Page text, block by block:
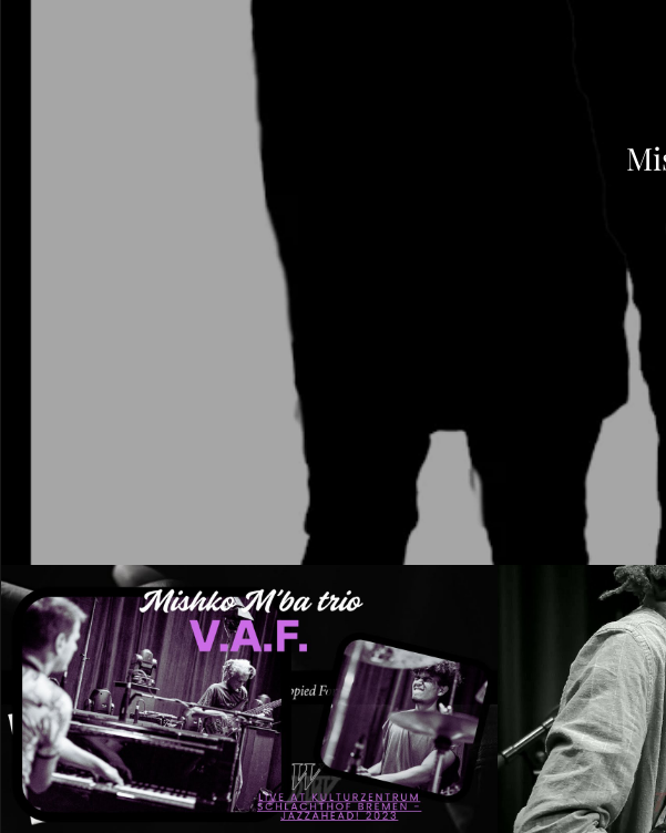
V.A.F.
Lire la vidéo
Teaser V